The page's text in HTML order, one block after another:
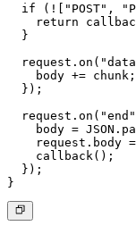
if (!["POST",
return
  }
    body += chunk;
  });
body =
request.body
    callback();
  });